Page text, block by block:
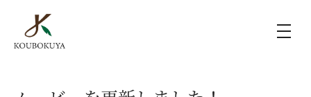
KOUBOKUYAの家づくり